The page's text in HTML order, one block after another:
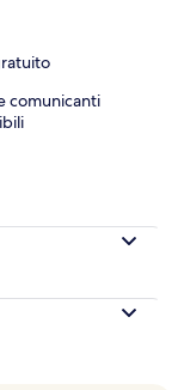
comunicanti